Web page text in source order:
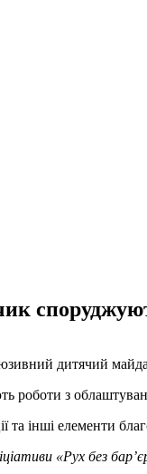
дитячий
роботи з
та інші елементи
«Рух без